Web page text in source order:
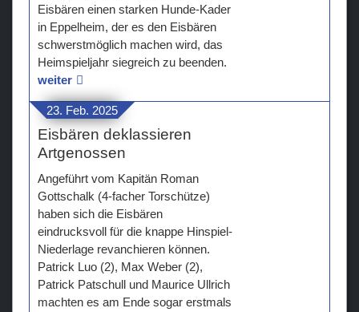
Eisbären einen starken Hunde-Kader
in Eppelheim, der es den Eisbären
schwerstmöglich machen wird, das
Heimspieljahr siegreich zu beenden.
weiter
23. Feb. 2025
Eisbären deklassieren
Artgenossen
Angeführt vom Kapitän Roman
Gottschalk (4-facher Torschütze)
haben sich die Eisbären
eindrucksvoll für die knappe Hinspiel-
Niederlage revanchieren können.
Patrick Luo (2), Max Weber (2),
Patrick Patschull und Maurice Ullrich
machten es am Ende sogar erstmals